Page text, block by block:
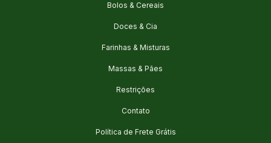
Bolos & Cereais
Doces & Cia
Farinhas & Misturas
Massas & Pães
Restrições
Contato
Política de Frete Grátis